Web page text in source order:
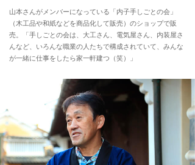
山本さんがメンバーになっている「内子手しごとの会」
（木工品や和紙などを商品化して販売）のショップで販
売。「手しごとの会は、大工さん、電気屋さん、内装屋さ
んなど、いろんな職業の人たちで構成されていて、みんな
が一緒に仕事をしたら家一軒建つ（笑）」